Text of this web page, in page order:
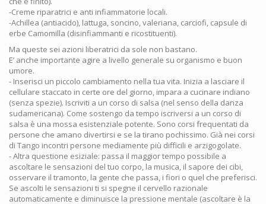
-Creme riparatrici e anti infiammatorie locali.
-Achillea (antiacido), lattuga, soncino, valeriana, carciofi, capsule di
erbe Camomilla (disinfiammanti e ricostituenti).
Ma queste sei azioni liberatrici da sole non bastano.
E’ anche importante agire a livello generale su organismo e buon
umore.
- Inserisci un piccolo cambiamento nella tua vita. Inizia a lasciare il
cellulare staccato in certe ore del giorno, impara a cucinare indiano
(senza spezie). Iscriviti a un corso di salsa (nel senso della danza
sudamericana). Come sostengo da tempo iscriversi a un corso di
salsa è una mossa esistenziale potente. Sono corsi frequentati da
persone che amano divertirsi e se la tirano pochissimo. Già nei corsi
di Tango incontri persone mediamente più difficili e arzigogolate.
- Altra questione esiziale: passa il maggior tempo possibile a
ascoltare le sensazioni del tuo corpo, la musica, il sapore dei cibi,
osservare il tramonto, la gente che passa, i fiori o quel che preferisci.
Se ascolti le sensazioni ti si spegne il cervello razionale
automaticamente e diminuisce la pressione mentale (ascoltare è la